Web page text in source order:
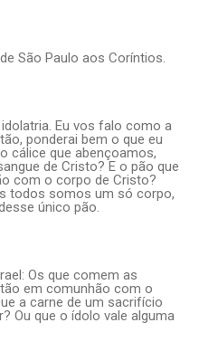
São Paulo aos Coríntios.
Eu vos falo como a
ponderai bem o que eu
cálice que abençoamos,
de Cristo? E o pão que
com o corpo de Cristo?
todos somos um só corpo,
único pão.
Os que comem as
em comunhão com o
a carne de um sacrifício
Ou que o ídolo vale alguma